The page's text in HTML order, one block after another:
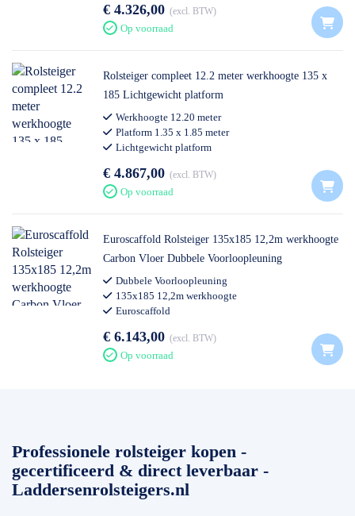
€ 4.326,00 excl. BTW
Op voorraad
Rolsteiger compleet 12.2 meter werkhoogte 135 x
185 Lichtgewicht platform
Werkhoogte 12.20 meter
Platform 1.35 x 1.85 meter
Lichtgewicht platform
€ 4.867,00 excl. BTW
Op voorraad
Euroscaffold Rolsteiger 135x185 12,2m werkhoogte
Carbon Vloer Dubbele Voorloopleuning
Dubbele Voorloopleuning
135x185 12,2m werkhoogte
Euroscaffold
€ 6.143,00 excl. BTW
Op voorraad
Professionele rolsteiger kopen -
gecertificeerd & direct leverbaar -
Laddersenrolsteigers.nl